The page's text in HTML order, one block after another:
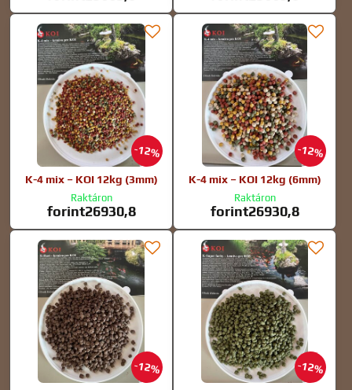
12%
K-4 mix – KOI 12kg (3mm)
Raktáron
forint26930,8
12%
K-4 mix – KOI 12kg (6mm)
Raktáron
forint26930,8
12% 12%